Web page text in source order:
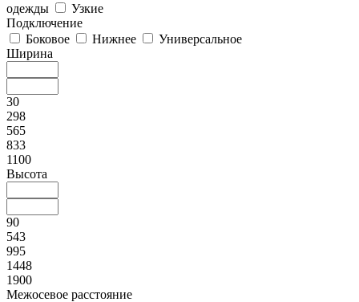
одежды
Узкие
Подключение
Боковое
Нижнее
Универсальное
Ширина
30
298
565
833
1100
Высота
90
543
995
1448
1900
Межосевое расстояние